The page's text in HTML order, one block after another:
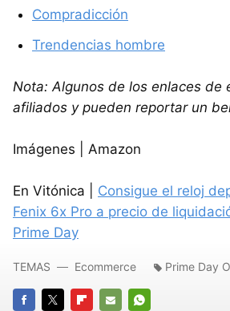
Compradicción
Trendencias hombre
Nota: Algunos de los enlaces de
afiliados y pueden reportar un
Imágenes | Amazon
En Vitónica | Consigue el reloj
Fenix 6x Pro a precio de
Prime Day
TEMAS Ecommerce Prime Day